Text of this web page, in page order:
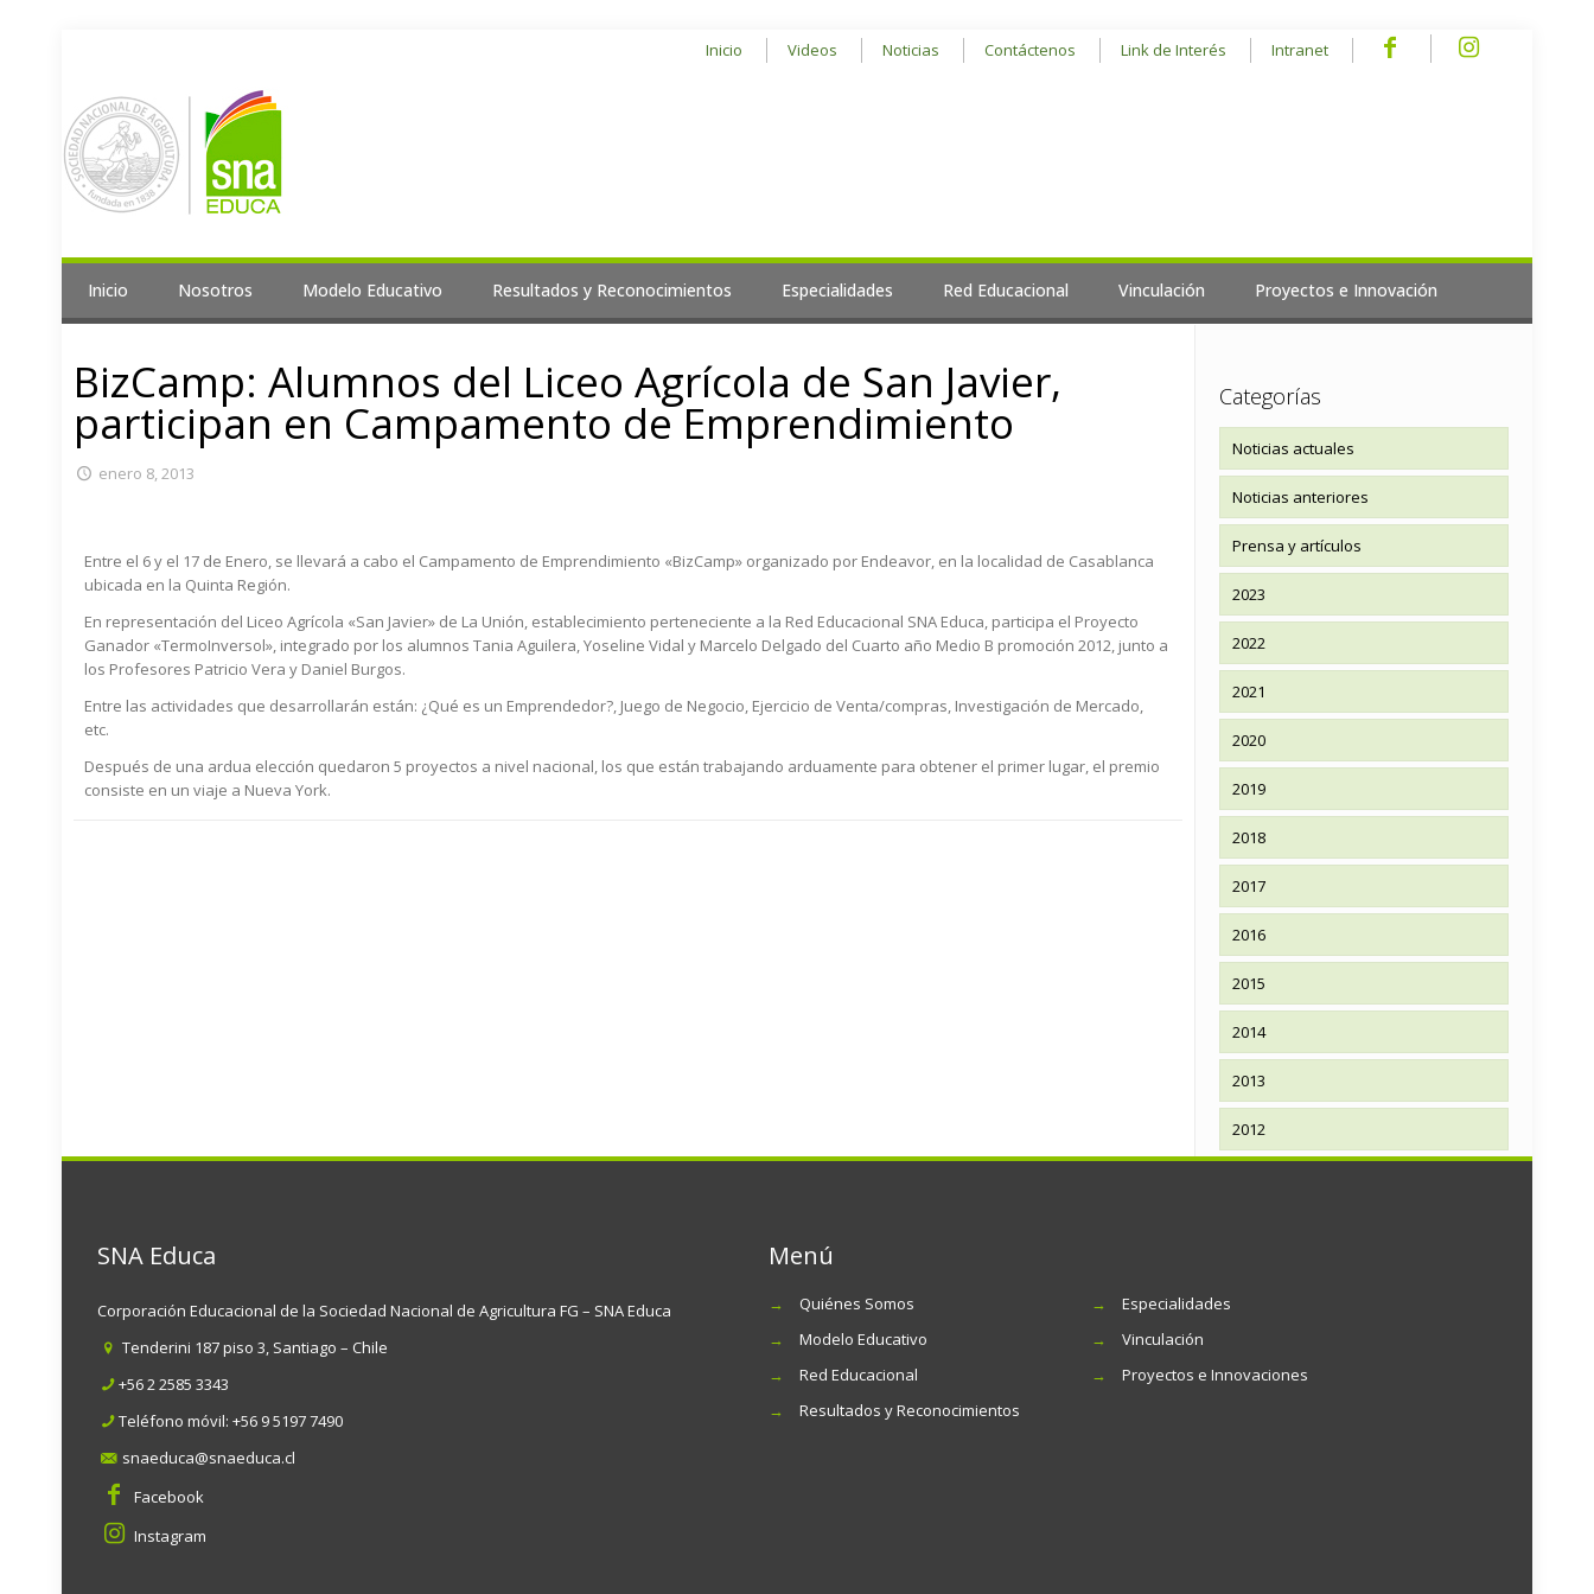
Inicio Videos Noticias Contáctenos Link de Interés Intranet
Inicio Nosotros Modelo Educativo Resultados y Reconocimientos Especialidades Red Educacional Vinculación Proyectos e Innovación
BizCamp: Alumnos del Liceo Agrícola de San Javier,
participan en Campamento de Emprendimiento
enero 8, 2013
Entre el 6 y el 17 de Enero, se llevará a cabo el Campamento de Emprendimiento «BizCamp» organizado por Endeavor, en la localidad de Casablanca
ubicada en la Quinta Región.
En representación del Liceo Agrícola «San Javier» de La Unión, establecimiento perteneciente a la Red Educacional SNA Educa, participa el Proyecto
Ganador «TermoInversol», integrado por los alumnos Tania Aguilera, Yoseline Vidal y Marcelo Delgado del Cuarto año Medio B promoción 2012, junto a
los Profesores Patricio Vera y Daniel Burgos.
Entre las actividades que desarrollarán están: ¿Qué es un Emprendedor?, Juego de Negocio, Ejercicio de Venta/compras, Investigación de Mercado,
etc.
Después de una ardua elección quedaron 5 proyectos a nivel nacional, los que están trabajando arduamente para obtener el primer lugar, el premio
consiste en un viaje a Nueva York.
Categorías
Noticias actuales
Noticias anteriores
Prensa y artículos
2023
2022
2021
2020
2019
2018
2017
2016
2015
2014
2013
2012
SNA Educa
Corporación Educacional de la Sociedad Nacional de Agricultura FG – SNA Educa
Tenderini 187 piso 3, Santiago – Chile
+56 2 2585 3343
Teléfono móvil:+56 9 5197 7490
snaeduca@snaeduca.cl
Facebook
Instagram
Menú
→
Quiénes Somos
→
Modelo Educativo
→
Red Educacional
→
Resultados y Reconocimientos
→
Especialidades
→
Vinculación
→
Proyectos e Innovaciones